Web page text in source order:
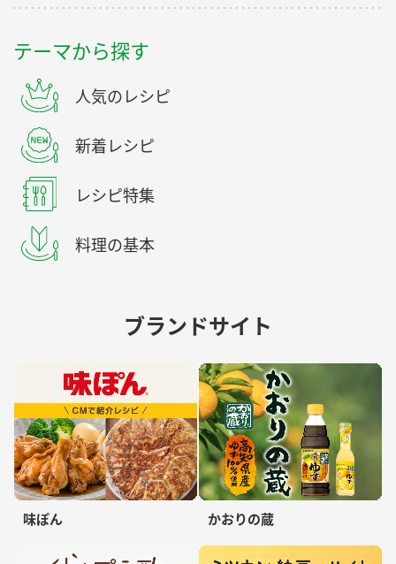
テーマから探す
人気のレシピ
新着レシピ
レシピ特集
料理の基本
ブランドサイト
味ぽん かおりの蔵